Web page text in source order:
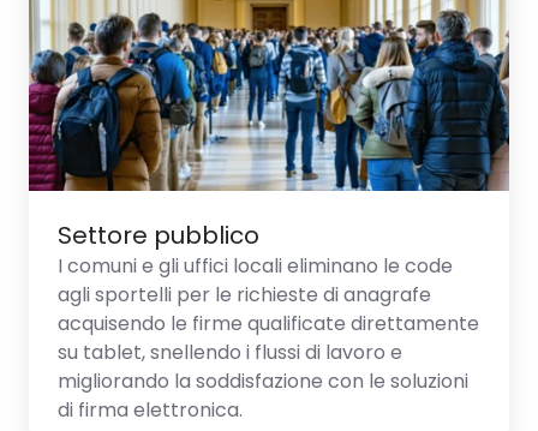
Settore pubblico
I comuni e gli uffici locali eliminano le code
agli sportelli per le richieste di anagrafe
acquisendo le firme qualificate direttamente
su tablet, snellendo i flussi di lavoro e
migliorando la soddisfazione con le soluzioni
di firma elettronica.